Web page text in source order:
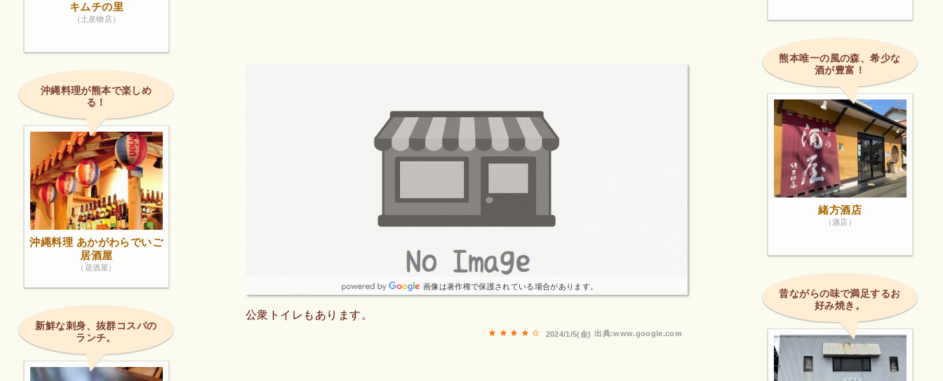
画像は著作権で保護されている場合があります。
公衆トイレもあります。
出典:www.google.com
2024/1/5(金)
キムチの里
（土産物店）
沖縄料理が熊本で楽しめ
る！
沖縄料理 あかがわらでいご
居酒屋
（居酒屋）
新鮮な刺身、抜群コスパの
ランチ。
熊本唯一の風の森、希少な
酒が豊富！
緒方酒店
（酒店）
昔ながらの味で満足するお
好み焼き。